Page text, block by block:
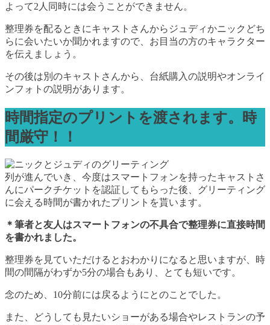
よって2人同時には会うことができません。
整理券を配るときにキャストさんからジュディかニックどち
らに会いたいか聞かれますので、お目当の方のキャラクター
を伝えましょう。
その後は別のキャストさんから、台紙購入の説明やオンライ
ンフォトの説明があります。
時間指定のプリントを渡されます。時
間厳守！！
列が進んでいき、今度はスマートフォンを持ったキャストさ
んにパークチケットを認証してもらった後、グリーティング
に会える時間が書かれたプリントを貰います。
＊筆者と友人はスマートフォンの不具合で整理券に直接時間
を書かれました。
整理券を見ていただけるとおわかりになると思いますが、時
間の間隔がわずか5分の場合もあり、とても短いです。
念のため、10分前には戻るようにとのことでした。
また、どうしても見たいショーがある場合やレストランの予